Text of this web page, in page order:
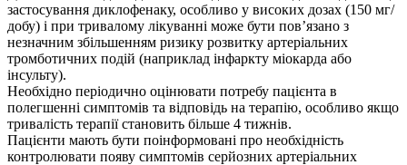
застосування диклофенаку, особливо у високих дозах (150 мг/
добу) і при тривалому лікуванні може бути пов’язано з
незначним збільшенням ризику розвитку артеріальних
тромботичних подій (наприклад інфаркту міокарда або
інсульту).
Необхідно періодично оцінювати потребу пацієнта в
полегшенні симптомів та відповідь на терапію, особливо якщо
тривалість терапії становить більше 4 тижнів.
Пацієнти мають бути поінформовані про необхідність
контролювати появу симптомів серйозних артеріальних